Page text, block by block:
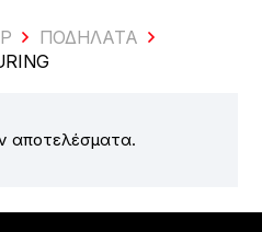
ΠΟΔΉΛΑΤΑ
αποτελέσματα.